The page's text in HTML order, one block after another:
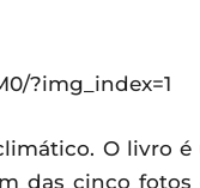
?img_index=1
O livro
das cinco